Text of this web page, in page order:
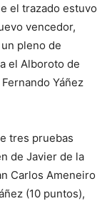
el trazado estuvo
vencedor,
pleno de
el Alboroto de
Yáñez
tres pruebas
de Javier de la
Carlos Ameneiro
(10 puntos),